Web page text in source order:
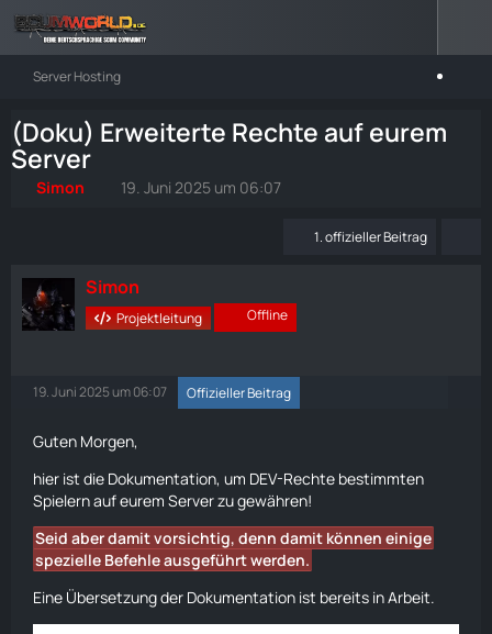
Server Hosting
(Doku) Erweiterte Rechte auf eurem
Server
Simon 19. Juni 2025 um 06:07
1. offizieller Beitrag
Simon
Projektleitung Offline
19. Juni 2025 um 06:07 Offizieller Beitrag
Guten Morgen,
hier ist die Dokumentation, um DEV-Rechte bestimmten
Spielern auf eurem Server zu gewähren!
Seid aber damit vorsichtig, denn damit können einige
spezielle Befehle ausgeführt werden.
Eine Übersetzung der Dokumentation ist bereits in Arbeit.